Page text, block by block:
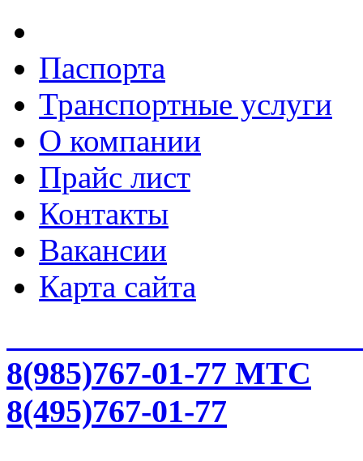
Паспорта
Транспортные услуги
О компании
Прайс лист
Контакты
Вакансии
Карта сайта
8(985)767-01-77 МТС
8(495)767-01-77